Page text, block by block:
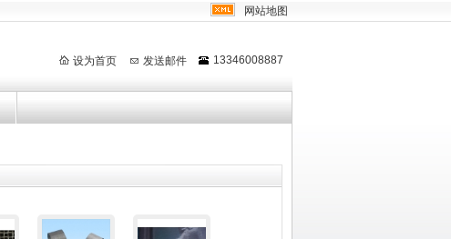
网站地图
设为首页 发送邮件 13346008887